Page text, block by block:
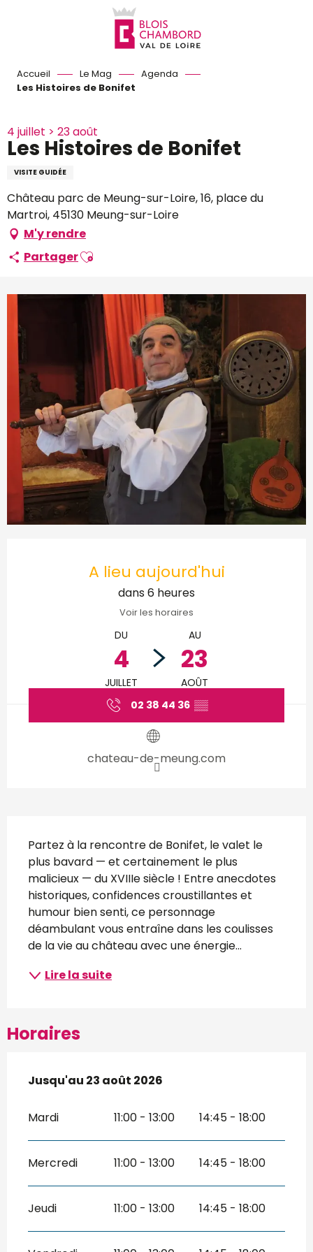
Accueil Le Mag
Agenda
Les Histoires de Bonifet
4 juillet > 23 août
Les Histoires de Bonifet
VISITE GUIDÉE
Château parc de Meung-sur-Loire, 16, place du
Martroi, 45130 Meung-sur-Loire
M'y rendre
PartagerAjouter aux favoris
A lieu aujourd'hui
dans 6 heures
Voir les horaires
DU
4
JUILLET
AU
23
AOÛT
02 38 44 36 ▒▒
chateau-de-meung.com
Description
Partez à la rencontre de Bonifet, le valet le
plus bavard — et certainement le plus
malicieux — du XVIIIe siècle ! Entre anecdotes
historiques, confidences croustillantes et
humour bien senti, ce personnage
déambulant vous entraîne dans les coulisses
de la vie au château avec une énergie...
Lire la suite
Horaires
Du4 juillet 2026au23 août 2026
Jusqu'au 23 août 2026
Mardi 11:00 - 13:00 14:45 - 18:00
Mercredi 11:00 - 13:00 14:45 - 18:00
Jeudi 11:00 - 13:00 14:45 - 18:00